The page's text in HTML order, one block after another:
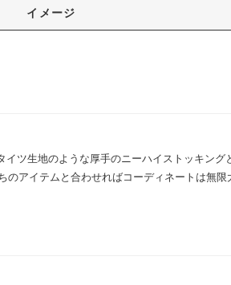
イメージ
ツ生地のような厚手のニーハイストッキン
のアイテムと合わせればコーディネートは無限